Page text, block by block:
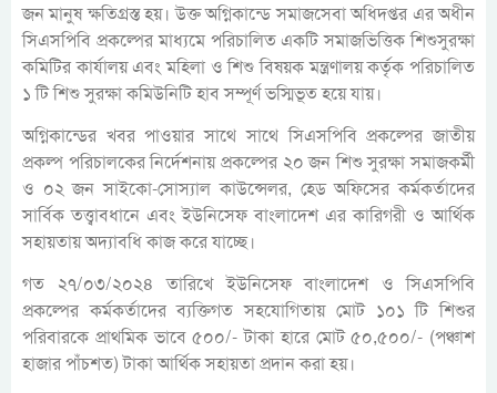
জন মানুষ ক্ষতিগ্রস্ত হয়। উক্ত অগ্নিকান্ডে সমাজসেবা অধিদপ্তর এর অধীন
সিএসপিবি প্রকল্পের মাধ্যমে পরিচালিত একটি সমাজভিত্তিক শিশুসুরক্ষা
কমিটির কার্যালয় এবং মহিলা ও শিশু বিষয়ক মন্ত্রণালয় কর্তৃক পরিচালিত
১ টি শিশু সুরক্ষা কমিউনিটি হাব সম্পূর্ণ ভস্মিভূত হয়ে যায়।
অগ্নিকান্ডের খবর পাওয়ার সাথে সাথে সিএসপিবি প্রকল্পের জাতীয়
প্রকল্প পরিচালকের নির্দেশনায় প্রকল্পের ২০ জন শিশু সুরক্ষা সমাজকর্মী
ও ০২ জন সাইকো-সোস্যাল কাউন্সেলর, হেড অফিসের কর্মকর্তাদের
সার্বিক তত্ত্বাবধানে এবং ইউনিসেফ বাংলাদেশ এর কারিগরী ও আর্থিক
সহায়তায় অদ্যাবধি কাজ করে যাচ্ছে।
গত ২৭/০৩/২০২৪ তারিখে ইউনিসেফ বাংলাদেশ ও সিএসপিবি
প্রকল্পের কর্মকর্তাদের ব্যক্তিগত সহযোগিতায় মোট ১০১ টি শিশুর
পরিবারকে প্রাথমিক ভাবে ৫০০/- টাকা হারে মোট ৫০,৫০০/- (পঞ্চাশ
হাজার পাঁচশত) টাকা আর্থিক সহায়তা প্রদান করা হয়।